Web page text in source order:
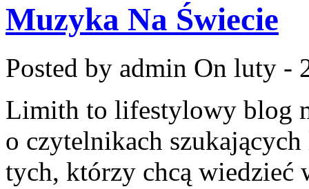
Muzyka Na Świecie
Posted by admin On luty -
Limith to lifestylowy blog
o czytelnikach
tych, którzy chcą wiedzieć